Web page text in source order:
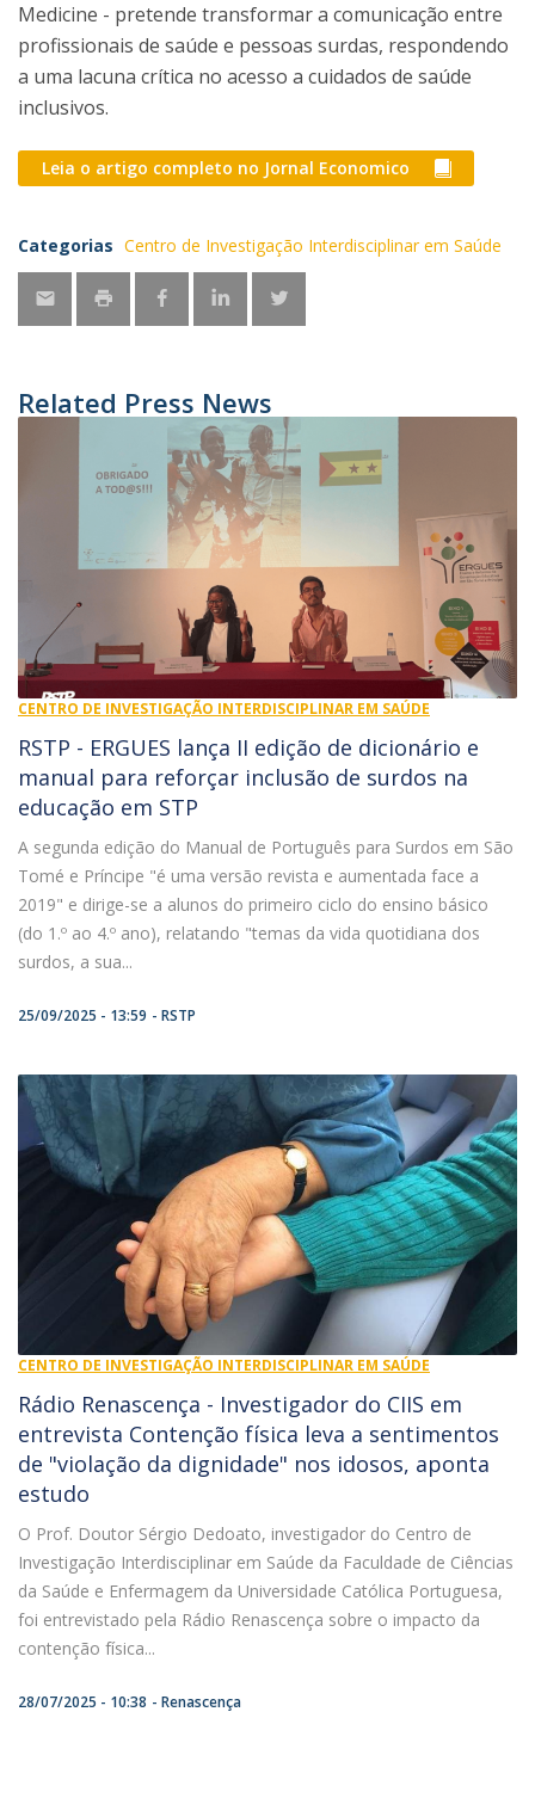
Medicine - pretende transformar a comunicação entre
profissionais de saúde e pessoas surdas, respondendo
a uma lacuna crítica no acesso a cuidados de saúde
inclusivos.
Leia o artigo completo no Jornal Economico
Categorias Centro de Investigação Interdisciplinar em Saúde
Related Press News
CENTRO DE INVESTIGAÇÃO INTERDISCIPLINAR EM SAÚDE
RSTP - ERGUES lança II edição de dicionário e
manual para reforçar inclusão de surdos na
educação em STP
A segunda edição do Manual de Português para Surdos em São
Tomé e Príncipe "é uma versão revista e aumentada face a
2019" e dirige-se a alunos do primeiro ciclo do ensino básico
(do 1.º ao 4.º ano), relatando "temas da vida quotidiana dos
surdos, a sua...
25/09/2025 - 13:59 RSTP
CENTRO DE INVESTIGAÇÃO INTERDISCIPLINAR EM SAÚDE
Rádio Renascença - Investigador do CIIS em
entrevista Contenção física leva a sentimentos
de "violação da dignidade" nos idosos, aponta
estudo
O Prof. Doutor Sérgio Dedoato, investigador do Centro de
Investigação Interdisciplinar em Saúde da Faculdade de Ciências
da Saúde e Enfermagem da Universidade Católica Portuguesa,
foi entrevistado pela Rádio Renascença sobre o impacto da
contenção física...
28/07/2025 - 10:38 Renascença